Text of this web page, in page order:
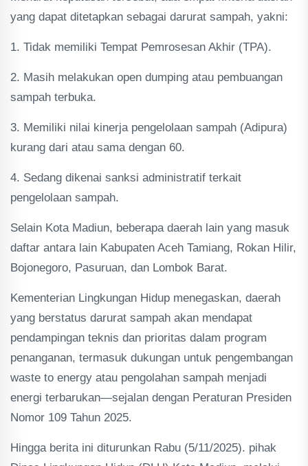
yang dapat ditetapkan sebagai darurat sampah, yakni:
1. Tidak memiliki Tempat Pemrosesan Akhir (TPA).
2. Masih melakukan open dumping atau pembuangan
sampah terbuka.
3. Memiliki nilai kinerja pengelolaan sampah (Adipura)
kurang dari atau sama dengan 60.
4. Sedang dikenai sanksi administratif terkait
pengelolaan sampah.
Selain Kota Madiun, beberapa daerah lain yang masuk
daftar antara lain Kabupaten Aceh Tamiang, Rokan Hilir,
Bojonegoro, Pasuruan, dan Lombok Barat.
Kementerian Lingkungan Hidup menegaskan, daerah
yang berstatus darurat sampah akan mendapat
pendampingan teknis dan prioritas dalam program
penanganan, termasuk dukungan untuk pengembangan
waste to energy atau pengolahan sampah menjadi
energi terbarukan—sejalan dengan Peraturan Presiden
Nomor 109 Tahun 2025.
Hingga berita ini diturunkan Rabu (5/11/2025). pihak